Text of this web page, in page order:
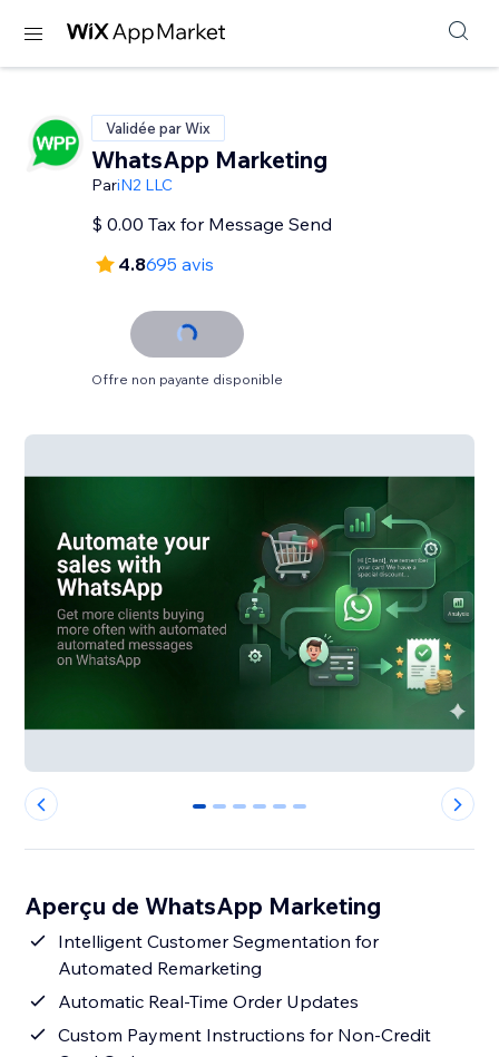
Validée par Wix
WhatsApp Marketing
PariN2 LLC
$ 0.00 Tax for Message Send
4.8695 avis
Offre non payante disponible
0 1 2 3 4 5
Aperçu de WhatsApp Marketing
Intelligent Customer Segmentation for
Automated Remarketing
Automatic Real-Time Order Updates
Custom Payment Instructions for Non-Credit